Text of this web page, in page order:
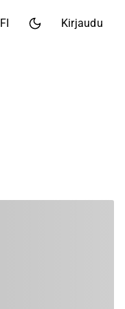
FI Kirjaudu